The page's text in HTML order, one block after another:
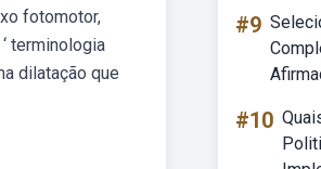
fotomotor,
terminologia
dilatação que
#9
#10